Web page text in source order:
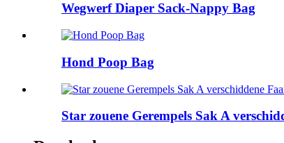
Wegwerf Diaper Sack-Nappy Bag
Hond Poop Bag
Star zouene Gerempels Sak A